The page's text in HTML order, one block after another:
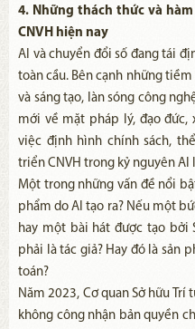
4. Những thách thức và
CNVH hiện nay
AI và chuyển đổi số đang tái
toàn cầu. Bên cạnh những
và sáng tạo, làn sóng công
mới về mặt pháp lý, đạo đức,
việc định hình chính sách,
triển CNVH trong kỷ nguyên AI
Một trong những vấn đề nổi
phẩm do AI tạo ra? Nếu một
hay một bài hát được tạo bởi
phải là tác giả? Hay đó là sản
toán?
Năm 2023, Cơ quan Sở hữu
không công nhận bản quyền